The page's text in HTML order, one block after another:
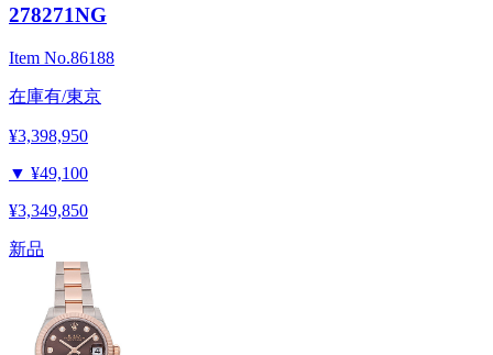
278271NG
Item No.86188
在庫有/東京
¥3,398,950
▼ ¥49,100
¥3,349,850
新品